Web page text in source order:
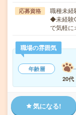
応募資格
職種未経
◆未経験
で気軽
職場の雰囲気
年齢層
20代
気になる!